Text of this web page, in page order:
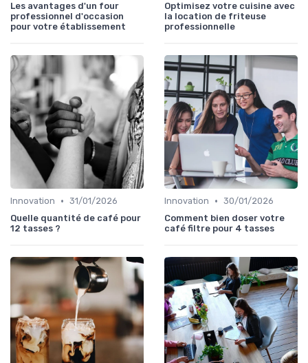
Les avantages d'un four
professionnel d'occasion
pour votre établissement
Optimisez votre cuisine avec
la location de friteuse
professionnelle
Innovation • 31/01/2026
Quelle quantité de café pour
12 tasses ?
Innovation • 30/01/2026
Comment bien doser votre
café filtre pour 4 tasses